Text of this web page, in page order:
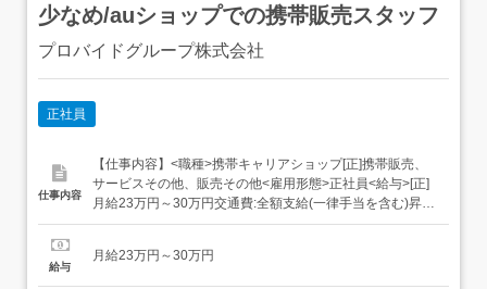
少なめ/auショップでの携帯販売スタッフ
プロバイドグループ株式会社
正社員
仕事内容
【仕事内容】<職種>携帯キャリアショップ[正]携帯販売、
サービスその他、販売その他<雇用形態>正社員<給与>[正]
月給23万円～30万円交通費:全額支給(一律手当を含む)昇給
あり/年1回賞与あり/実績によるインセンティブあり最大月
す。 残業代は別途全額支給します。 試用期間3ヶ月(期間中
給与
月給23万円～30万円